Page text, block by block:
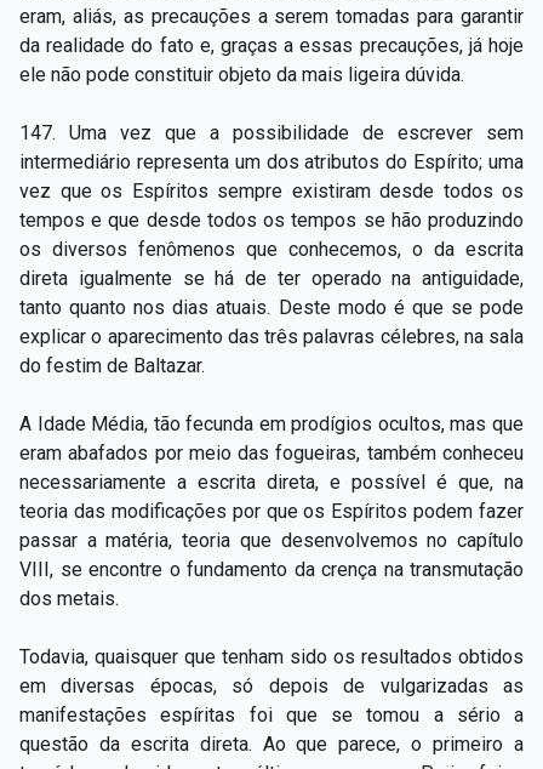
eram, aliás, as precauções a serem tomadas para garantir
da realidade do fato e, graças a essas precauções, já hoje
ele não pode constituir objeto da mais ligeira dúvida.
147. Uma vez que a possibilidade de escrever sem
intermediário representa um dos atributos do Espírito; uma
vez que os Espíritos sempre existiram desde todos os
tempos e que desde todos os tempos se hão produzindo
os diversos fenômenos que conhecemos, o da escrita
direta igualmente se há de ter operado na antiguidade,
tanto quanto nos dias atuais. Deste modo é que se pode
explicar o aparecimento das três palavras célebres, na sala
do festim de Baltazar.
A Idade Média, tão fecunda em prodígios ocultos, mas que
eram abafados por meio das fogueiras, também conheceu
necessariamente a escrita direta, e possível é que, na
teoria das modificações por que os Espíritos podem fazer
passar a matéria, teoria que desenvolvemos no capítulo
VIII, se encontre o fundamento da crença na transmutação
dos metais.
Todavia, quaisquer que tenham sido os resultados obtidos
em diversas épocas, só depois de vulgarizadas as
manifestações espíritas foi que se tomou a sério a
questão da escrita direta. Ao que parece, o primeiro a